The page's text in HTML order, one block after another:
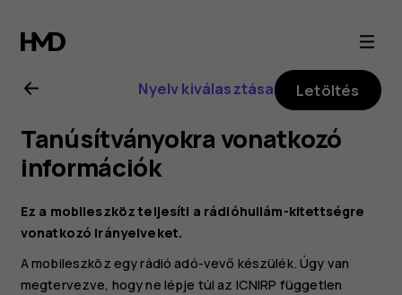
Nokia
G21
felhasználói
kézikönyv
Nyelv kiválasztása Letöltés
Tanúsítványokra vonatkozó
információk
Ez a mobileszköz teljesíti a rádióhullám-kitettségre
vonatkozó irányelveket.
A mobileszköz egy rádió adó-vevő készülék. Úgy van
megtervezve, hogy ne lépje túl az ICNIRP független